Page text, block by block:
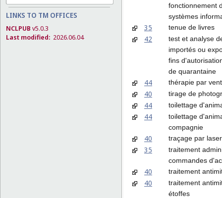
LINKS TO TM OFFICES
NCLPUB v5.0.3
Last modified: 2026.06.04
fonctionnement
systèmes
35 tenue de livres
42
test et analyse
importés ou
fins
de quarantaine
44 thérapie par
40 tirage de
44 toilettage
44
toilettage
compagnie
40 traçage par laser
35
traitement
commandes
40 traitement
40
traitement
étoffes